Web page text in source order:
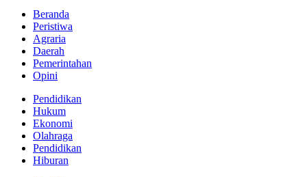
Beranda
Peristiwa
Agraria
Daerah
Pemerintahan
Opini
Pendidikan
Hukum
Ekonomi
Olahraga
Pendidikan
Hiburan